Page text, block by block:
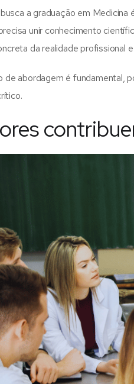
a graduação em
unir conhecimento
da realidade profissional
abordagem é fundamental,